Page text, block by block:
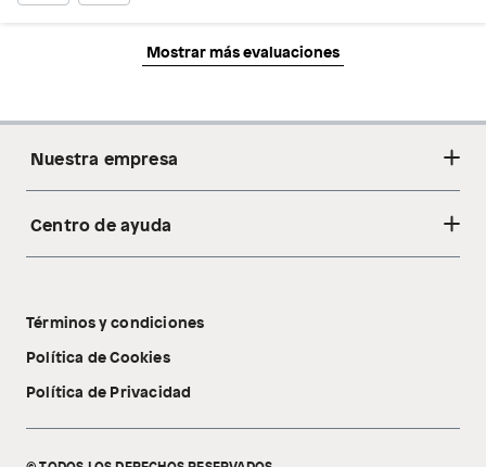
Mostrar más evaluaciones
Nuestra empresa
Acerca de nosotros
Tecnología Pillow Walk
Centro de ayuda
Libro de reclamaciones
Términos y condiciones
Política de Cookies
Política de Privacidad